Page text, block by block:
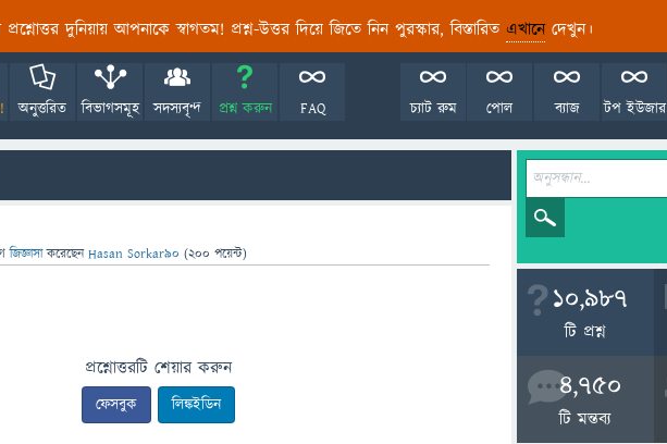
প্রশ্নোত্তর দুনিয়ায় আপনাকে স্বাগতম! প্রশ্ন-উত্তর দিয়ে জিতে নিন পুরস্কার, বিস্তারিত এখানেদেখুন।
অনুত্তরিত বিভাগসমূহ সদস্যবৃন্দ প্রশ্ন করুন FAQ টপ ইউজার
ব্যাজ
পোল
চ্যাট রুম
জিজ্ঞাসাকরেছেনHasan Sorkar90 (200 পয়েন্ট)
প্রশ্নোত্তরটি শেয়ার করুন
ফেসবুক লিঙ্কইডিন
10,987
টি প্রশ্ন
4,750
টি মন্তব্য